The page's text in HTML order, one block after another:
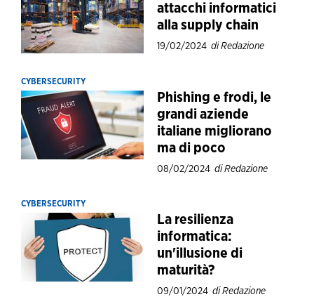
attacchi informatici
alla supply chain
19/02/2024 di Redazione
CYBERSECURITY
Phishing e frodi, le
grandi aziende
italiane migliorano
ma di poco
08/02/2024 di Redazione
CYBERSECURITY
La resilienza
informatica:
un'illusione di
maturità?
09/01/2024 di Redazione